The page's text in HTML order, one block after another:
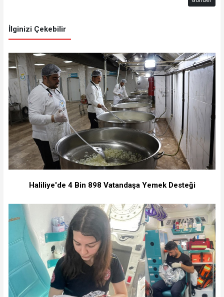
İlginizi Çekebilir
Haliliye'de 4 Bin 898 Vatandaşa Yemek Desteği